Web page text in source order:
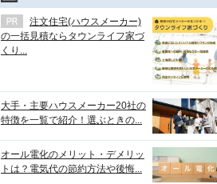
注文住宅(ハウスメーカー)
の一括見積ならタウンライフ家づ
くり...
大手・主要ハウスメーカー20社の
特徴を一覧で紹介！選ぶときの...
オール電化のメリット・デメリッ
トは？電気代の節約方法や後悔...